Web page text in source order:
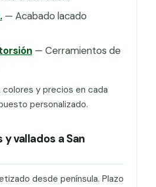
— Acabado lacado
— Cerramientos de
colores y precios en cada
personalizado.
y vallados a San
desde península. Plazo